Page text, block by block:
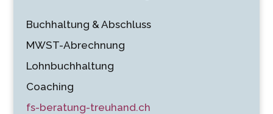
Buchhaltung & Abschluss
MWST-Abrechnung
Lohnbuchhaltung
Coaching
fs-beratung-treuhand.ch